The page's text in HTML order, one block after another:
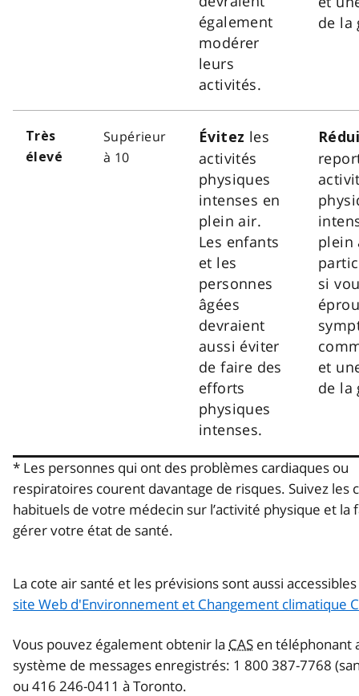
également
modérer
leurs
activités.
de la
Très
élevé
Supérieur
à 10
Évitez les
activités
physiques
intenses en
plein air.
Les enfants
et les
personnes
âgées
devraient
aussi éviter
de faire des
efforts
physiques
intenses.
plein
si
et
de la
* Les personnes qui ont des problèmes cardiaques ou
respiratoires courent davantage de risques. Suivez les
habituels de votre médecin sur l’activité physique et la
gérer votre état de santé.
La cote air santé et les prévisions sont aussi
site Web d'Environnement et Changement climatique
Vous pouvez également obtenir la CAS en téléphonant
système de messages enregistrés: 1 800 387-7768
ou 416 246-0411 à Toronto.